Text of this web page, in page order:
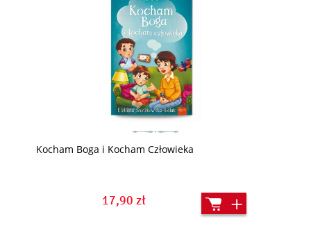
Kocham Boga i Kocham Człowieka
17,90 zł